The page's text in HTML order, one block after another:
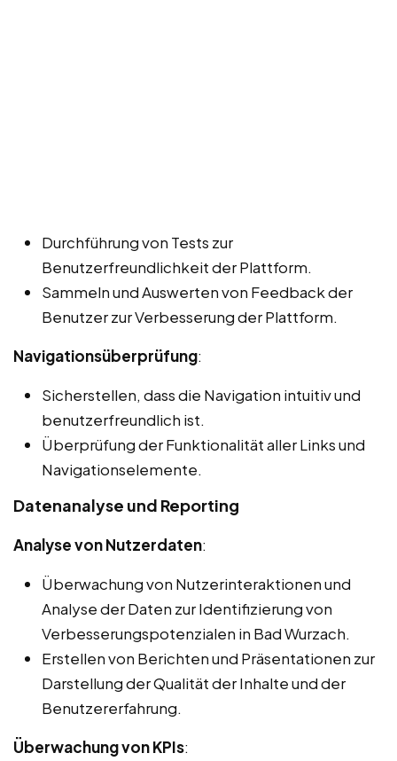
Durchführung von Tests zur
Benutzerfreundlichkeit der Plattform.
Sammeln und Auswerten von Feedback der
Benutzer zur Verbesserung der Plattform.
Navigationsüberprüfung:
Sicherstellen, dass die Navigation intuitiv und
benutzerfreundlich ist.
Überprüfung der Funktionalität aller Links und
Navigationselemente.
Datenanalyse und Reporting
Analyse von Nutzerdaten:
Überwachung von Nutzerinteraktionen und
Analyse der Daten zur Identifizierung von
Verbesserungspotenzialen in Bad Wurzach.
Erstellen von Berichten und Präsentationen zur
Darstellung der Qualität der Inhalte und der
Benutzererfahrung.
Überwachung von KPIs: